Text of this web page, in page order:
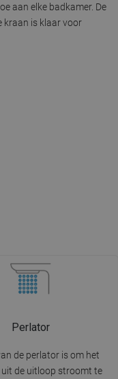
aan elke badkamer. De
kraan is klaar voor
Perlator
de perlator is om het
de uitloop stroomt te